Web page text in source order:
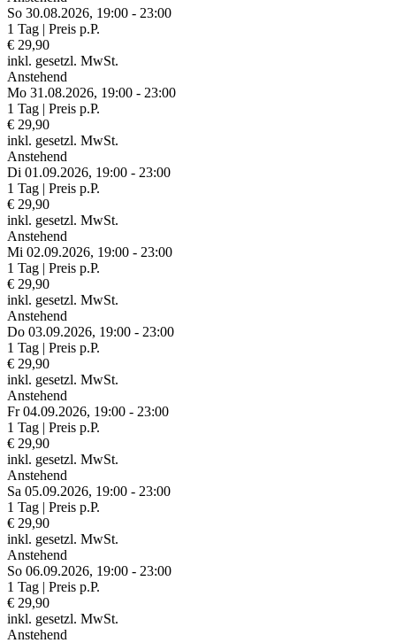
So 30.08.2026, 19:00 - 23:00
1 Tag | Preis p.P.
€ 29,90
inkl. gesetzl. MwSt.
Anstehend
Mo 31.08.2026, 19:00 - 23:00
1 Tag | Preis p.P.
€ 29,90
inkl. gesetzl. MwSt.
Anstehend
Di 01.09.2026, 19:00 - 23:00
1 Tag | Preis p.P.
€ 29,90
inkl. gesetzl. MwSt.
Anstehend
Mi 02.09.2026, 19:00 - 23:00
1 Tag | Preis p.P.
€ 29,90
inkl. gesetzl. MwSt.
Anstehend
Do 03.09.2026, 19:00 - 23:00
1 Tag | Preis p.P.
€ 29,90
inkl. gesetzl. MwSt.
Anstehend
Fr 04.09.2026, 19:00 - 23:00
1 Tag | Preis p.P.
€ 29,90
inkl. gesetzl. MwSt.
Anstehend
Sa 05.09.2026, 19:00 - 23:00
1 Tag | Preis p.P.
€ 29,90
inkl. gesetzl. MwSt.
Anstehend
So 06.09.2026, 19:00 - 23:00
1 Tag | Preis p.P.
€ 29,90
inkl. gesetzl. MwSt.
Anstehend